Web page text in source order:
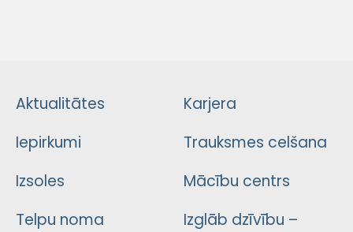
Aktualitātes
Iepirkumi
Izsoles
Telpu noma
Karjera
Trauksmes celšana
Mācību centrs
Izglāb dzīvību –